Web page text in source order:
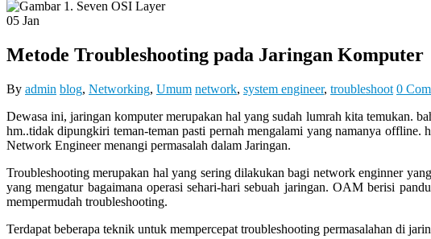
05 Jan
Metode Troubleshooting pada Jaringan Komputer
By admin blog, Networking, Umum network, system engineer, troubleshoot 0
Dewasa ini, jaringan komputer merupakan hal yang sudah lumrah kita temukan.
hm..tidak dipungkiri teman-teman pasti pernah mengalami yang namanya offline.
Network Engineer menangi permasalah dalam Jaringan.
Troubleshooting merupakan hal yang sering dilakukan bagi network enginner
yang mengatur bagaimana operasi sehari-hari sebuah jaringan. OAM berisi
mempermudah troubleshooting.
Terdapat beberapa teknik untuk mempercepat troubleshooting permasalahan di